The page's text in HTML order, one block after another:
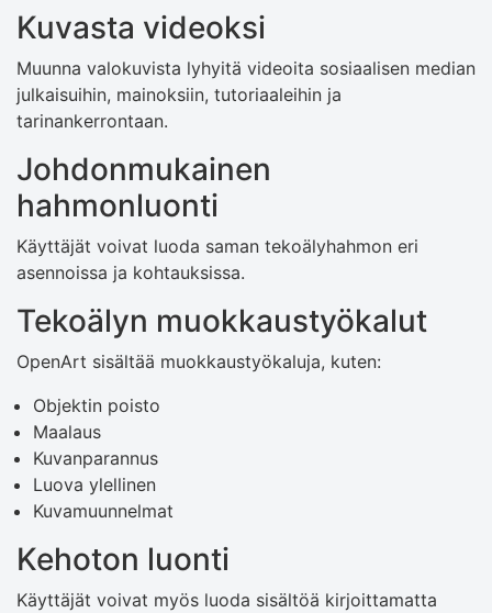
Kuvasta videoksi
Muunna valokuvista lyhyitä videoita sosiaalisen median
julkaisuihin, mainoksiin, tutoriaaleihin ja
tarinankerrontaan.
Johdonmukainen
hahmonluonti
Käyttäjät voivat luoda saman tekoälyhahmon eri
asennoissa ja kohtauksissa.
Tekoälyn muokkaustyökalut
OpenArt sisältää muokkaustyökaluja, kuten:
Objektin poisto
Maalaus
Kuvanparannus
Luova ylellinen
Kuvamuunnelmat
Kehoton luonti
Käyttäjät voivat myös luoda sisältöä kirjoittamatta